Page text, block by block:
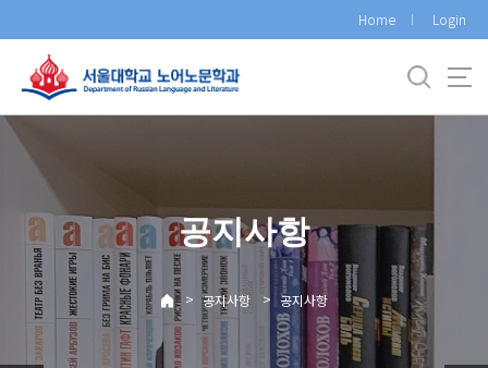
로
메
Home Login
공지사항
> 공지사항 > 공지사항